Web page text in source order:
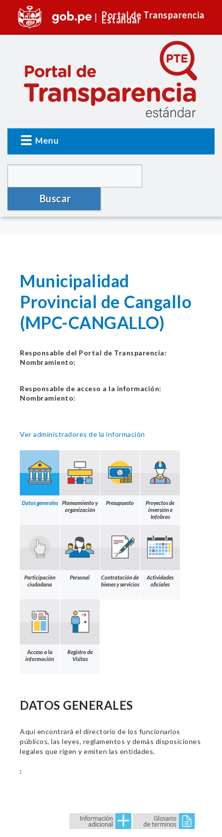
Portal de Transparencia
Estándar
Menu
Buscar
Municipalidad
Provincial de Cangallo
(MPC-CANGALLO)
Responsable del Portal de Transparencia:
Nombramiento:
Responsable de acceso a la información:
Nombramiento:
Ver administradores de la información
Datos generales
Planeamiento y
organización
Presupuesto
Proyectos de
inversión e
Infobras
Participación
ciudadana
Personal
Contratación de
bienes y servicios
Actividades
oficiales
Acceso a la
información
Registro de
Visitas
DATOS GENERALES
Aquí encontrará el directorio de los funcionarios
públicos, las leyes, reglamentos y demás disposiciones
legales que rigen y emiten las entidades.
: